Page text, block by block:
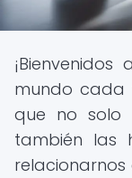
¡Bienvenidos
mundo cada
que no solo
también las
relacionarnos